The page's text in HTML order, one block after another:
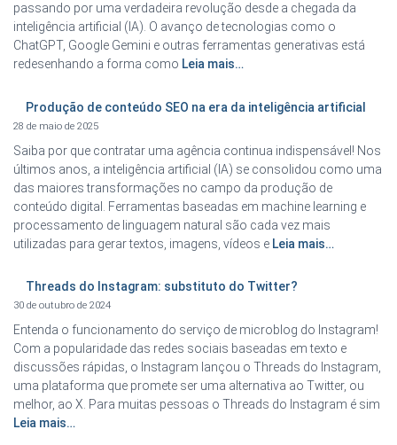
passando por uma verdadeira revolução desde a chegada da
inteligência artificial (IA). O avanço de tecnologias como o
ChatGPT, Google Gemini e outras ferramentas generativas está
redesenhando a forma como Leia mais…
Produção de conteúdo SEO na era da inteligência artificial
28 de maio de 2025
Saiba por que contratar uma agência continua indispensável! Nos
últimos anos, a inteligência artificial (IA) se consolidou como uma
das maiores transformações no campo da produção de
conteúdo digital. Ferramentas baseadas em machine learning e
processamento de linguagem natural são cada vez mais
utilizadas para gerar textos, imagens, vídeos e Leia mais…
Threads do Instagram: substituto do Twitter?
30 de outubro de 2024
Entenda o funcionamento do serviço de microblog do Instagram!
Com a popularidade das redes sociais baseadas em texto e
discussões rápidas, o Instagram lançou o Threads do Instagram,
uma plataforma que promete ser uma alternativa ao Twitter, ou
melhor, ao X. Para muitas pessoas o Threads do Instagram é sim
Leia mais…